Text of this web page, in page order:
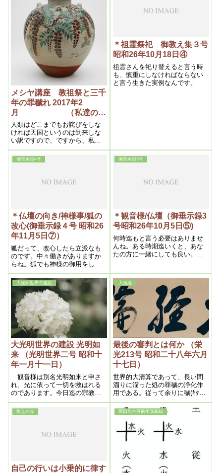
メシヤ講座 教祖祭と三千
年の罪穢れ 2017年2
月 （私達の学
び目からウロコの内容よ
り）
人類はどこまでもお詫びをしな
ければ天国というのは到来しな
い訳ですので、ですから、私は
ずっと教団方針とは違って、節
分祭を組織の中に居ても、ずっ
とし続けた訳です。そうした所
教を立ち上げる時に、段々と力
＊祖霊祭祀 御教え集３号
昭和26年10月18日④
祖霊さんを祀り替えると言う時
も、慎重にしなければならない
と言う生きた実例なんです。
御垂示録4号
＊仏壇の向き/神様事/狐の
改心(御垂示録４号 昭和26
年11月5日⑦）
狐だって、改心したら立派なも
のです。中々働きがありますか
らね。狐でも神様の御用をして
いるのがありますからね。そう
言う狐にすれば良いんです。
御垂示録3号
＊観音様/仏壇（御垂示録3
号昭和26年10月5日⑤)
何時迄もと言う必要はありませ
んね。ある時期迄いくと、あな
たの方に一緒にしても良い。三
大光明世界の建設
大光明世界の建設 光明如
来 （光明世界二号 昭和十
年一月十一日）
観音様は別名光明如来と申さ
れ、光に依って一切を救はれる
のであります。今日迄の宗教は
罪障消滅するには非常な努力を
しなければならないのでありま
して、それでもなかなか一生懸
ありますが、それが今度は観音
て、光で出来るんであります
大経綸
最後の審判とは何か （栄
光213号 昭和二十八年六月
十七日）
世界的大清算であって、長い間
溜りに溜った処の罪穢の浄化作
用である。従って余りに穢(ｷﾀﾅ)
くどうにもならないものは、地
上から永遠に抹殺される外はな
いから、恐ろしいのである。
教えの光
自己の行いは小乗的に律す
岡田先生療病術講義録